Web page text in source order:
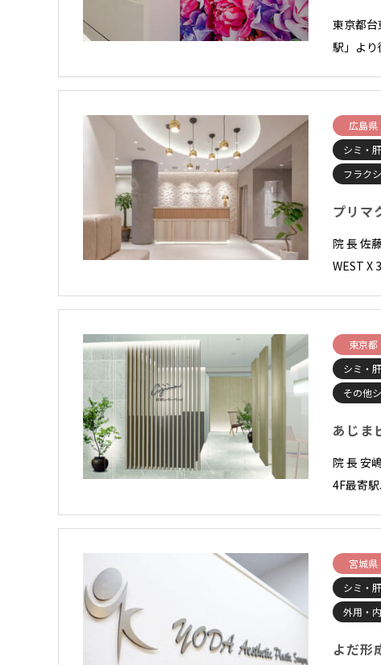
東京都
駅」よ
広島県
シミ・
フラク
プリマ
院 長 佐
WEST
東京都
シミ・
その他
あじま
院 長 安
4F最寄
宮城県
シミ・
外用・
よだ形